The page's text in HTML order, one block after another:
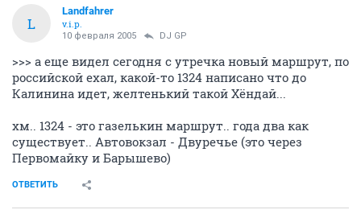
L
Landfahrer
v.i.p.
10 февраля 2005 DJ GP
>>> а еще видел сегодня с утречка новый маршрут, по
российской ехал, какой-то 1324 написано что до
Калинина идет, желтенький такой Хёндай...
хм.. 1324 - это газелькин маршрут.. года два как
существует.. Автовокзал - Двуречье (это через
Первомайку и Барышево)
ОТВЕТИТЬ